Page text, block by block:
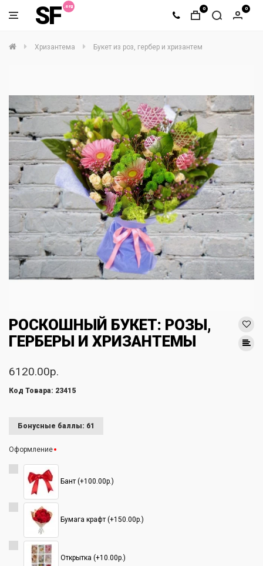
SF 0 0
Хризантема Букет из роз, гербер и хризантем
РОСКОШНЫЙ БУКЕТ: РОЗЫ,
ГЕРБЕРЫ И ХРИЗАНТЕМЫ
6120.00р.
Код Товара: 23415
Бонусные баллы: 61
Оформление
Бант (+100.00р.)
Бумага крафт (+150.00р.)
Открытка (+10.00р.)